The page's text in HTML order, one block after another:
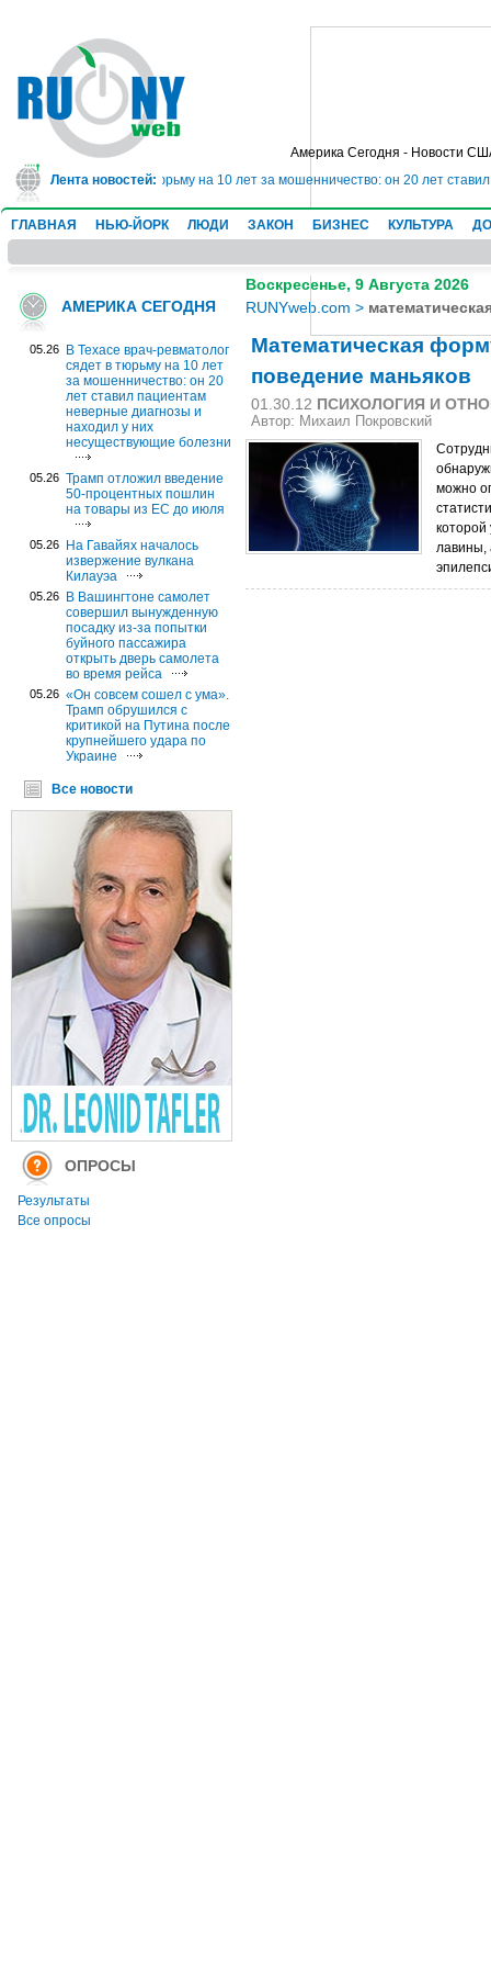
Америка Сегодня - Новости
Лента новостей:
ревматолог сядет в тюрьму на 10 лет за мошенничество: он 20 лет
ГЛАВНАЯ НЬЮ-ЙОРК ЛЮДИ ЗАКОН БИЗНЕС КУЛЬТУРА
АМЕРИКА СЕГОДНЯ
05.26
В Техасе врач-ревматолог
сядет в тюрьму на 10 лет
за мошенничество: он 20
лет ставил пациентам
неверные диагнозы и
находил у них
несуществующие болезни
05.26 Трамп отложил введение
50-процентных пошлин
на товары из ЕС до июля
05.26
На Гавайях началось
извержение вулкана
Килауэа
05.26
В Вашингтоне самолет
совершил вынужденную
посадку из-за попытки
буйного пассажира
открыть дверь самолета
во время рейса
05.26 «Он совсем сошел с ума».
Трамп обрушился с
критикой на Путина после
крупнейшего удара по
Украине
Все новости
ОПРОСЫ
Результаты
Все опросы
Воскресенье, 9 Августа 2026
RUNYweb.com >
Математическая
поведение маньяков
01.30.12 ПСИХОЛОГИЯ И
Автор: Михаил Покровский
можно
лавины,